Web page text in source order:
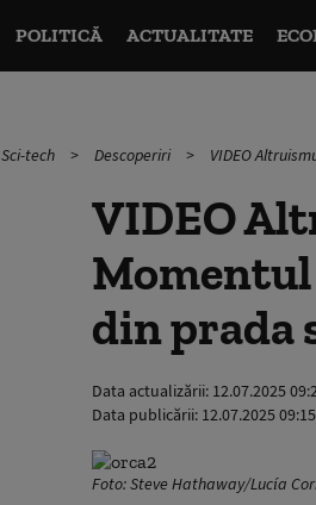
POLITICĂ ACTUALITATE
Sci-tech Descoperiri VIDEO
VIDEO
Momentul
din prada
Data actualizării: 12.07.2025
Data publicării: 12.07.2025 09:15
Foto: Steve Hathaway/Lucía